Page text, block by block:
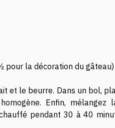
pour la décoration du gâteau)
et le beurre. Dans un bol,
Enfin, mélangez
pendant 30 à 40